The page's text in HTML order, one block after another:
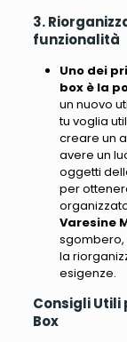
3.
funzionalità
Uno dei
box è la
un nuovo
tu voglia
creare un
avere un
oggetti
per
Varesine
sgombero,
la
esigenze.
Consigli Utili
Box